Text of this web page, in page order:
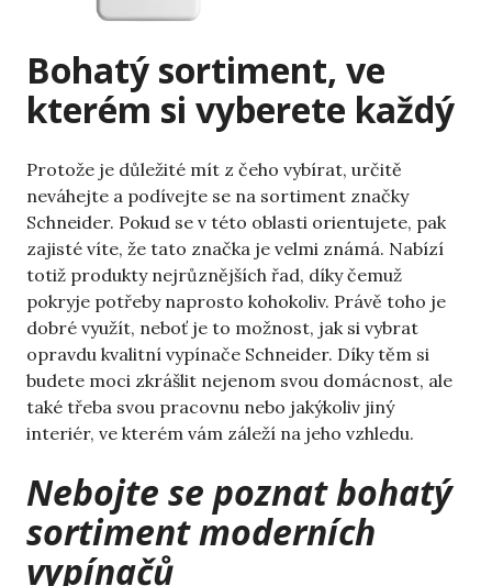
Bohatý sortiment, ve
kterém si vyberete každý
Protože je důležité mít z čeho vybírat, určitě
neváhejte a podívejte se na sortiment značky
Schneider. Pokud se v této oblasti orientujete, pak
zajisté víte, že tato značka je velmi známá. Nabízí
totiž produkty nejrůznějších řad, díky čemuž
pokryje potřeby naprosto kohokoliv. Právě toho je
dobré využít, neboť je to možnost, jak si vybrat
opravdu kvalitní vypínače Schneider. Díky těm si
budete moci zkrášlit nejenom svou domácnost, ale
také třeba svou pracovnu nebo jakýkoliv jiný
interiér, ve kterém vám záleží na jeho vzhledu.
Nebojte se poznat bohatý
sortiment moderních
vypínačů